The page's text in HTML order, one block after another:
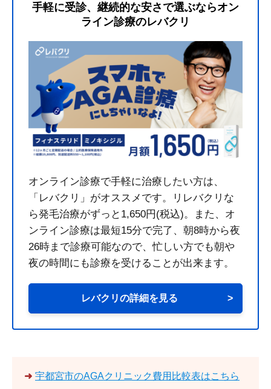
手軽に受診、継続的な安さで選ぶならオン
ライン診療のレバクリ
オンライン診療で手軽に治療したい方は、
「レバクリ」がオススメです。リレバクリな
ら発毛治療がずっと1,650円(税込)。また、オ
ンライン診療は最短15分で完了、朝8時から夜
26時まで診療可能なので、忙しい方でも朝や
夜の時間にも診療を受けることが出来ます。
レバクリの詳細を見る >
➜ 宇都宮市のAGAクリニック費用比較表はこちら